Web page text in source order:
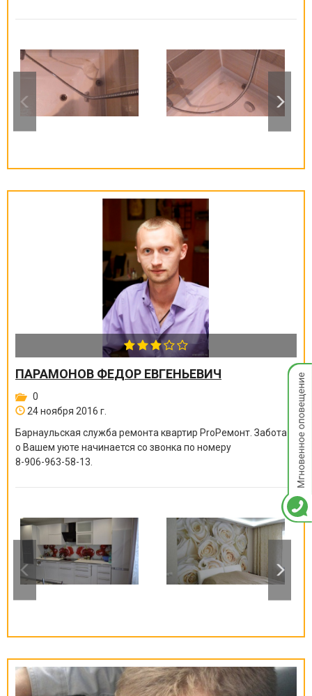
ПАРАМОНОВ ФЕДОР ЕВГЕНЬЕВИЧ
0
24 ноября 2016 г.
Барнаульская служба ремонта квартир ProРемонт. Забота
о Вашем уюте начинается со звонка по номеру
8-906-963-58-13